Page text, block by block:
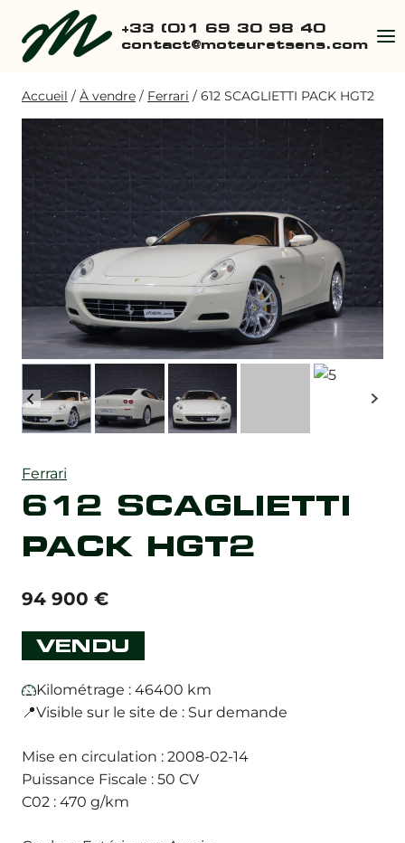
contenu
+33 (0)1 69 30 98 40
contact@moteuretsens.com
Accueil / À vendre / Ferrari / 612 SCAGLIETTI PACK HGT2
Ferrari
612 SCAGLIETTI
PACK HGT2
94 900 €
VENDU
Kilométrage : 46400 km
📍Visible sur le site de : Sur demande
Mise en circulation : 2008-02-14
Puissance Fiscale : 50 CV
C02 : 470 g/km